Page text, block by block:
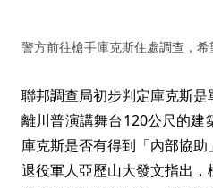
警方前往槍手庫克斯住處調查，希
聯邦調查局初步判定庫克斯
離川普演講舞台120公尺的建
庫克斯是否有得到「內部協
退役軍人亞歷山大發文指出